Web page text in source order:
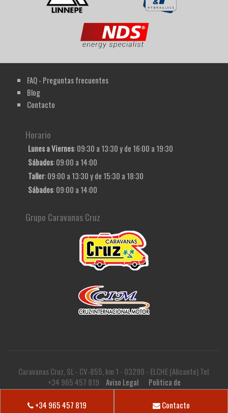
+34 965 457 819 Contacto
FAQ - Preguntas frecuentes
Blog
Contacto
Horario
Lunes a Viernes: 09:30 a 13:30 y de 16:00 a 19:30
Sábados: 09:00 a 14:00
Taller: 09:00 a 13:30 y de 15:30 a 18:30
Sábados: 09:00 a 14:00
Grupo Caravanas Cruz
Caravanas Cruz, SL - CV-855, km 1 - 03290 - ELCHE (Alicante) Tel.
+34 965 457 819
Aviso Legal
Politica de
privacidad
Politica de cookies